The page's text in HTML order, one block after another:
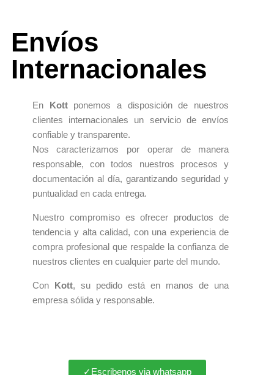
Envíos
Internacionales
En Kottponemos a disposición de nuestros
clientes internacionales un servicio de envíos
confiable y transparente.
Nos caracterizamos por operar de manera
responsable, con todos nuestros procesos y
documentación al día, garantizando seguridad y
puntualidad en cada entrega.
Nuestro compromiso es ofrecer productos de
tendencia y alta calidad, con una experiencia de
compra profesional que respalde la confianza de
nuestros clientes en cualquier parte del mundo.
Con Kott, su pedido está en manos de una
empresa sólida y responsable.
✓Escribenos via whatsapp